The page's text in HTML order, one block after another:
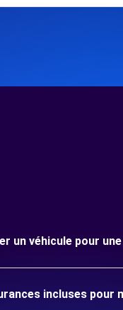
un véhicule pour
incluses pour